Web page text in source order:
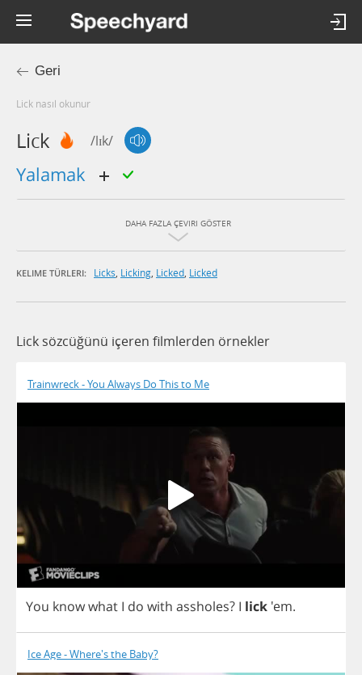
Geri
lick nasıl okunur
Lick /lɪk/
yalamak
DAHA FAZLA ÇEVIRI GÖSTER
KELIME TÜRLERI: Licks, Licking, Licked, Licked
Lick sözcüğünü içeren filmlerden örnekler
Trainwreck - You Always Do This to Me
You knowwhat I do with assholes? I lick 'em.
Ice Age - Where's the Baby?